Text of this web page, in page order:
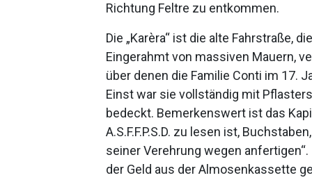
Richtung Feltre zu entkommen.
Die „Karèra“ ist die alte Fahrstraße,
Eingerahmt von massiven Mauern,
über denen die Familie Conti im 17.
Einst war sie vollständig mit
bedeckt. Bemerkenswert ist das
A.S.F.F.P.S.D. zu lesen ist,
seiner Verehrung wegen
der Geld aus der Almosenkassette